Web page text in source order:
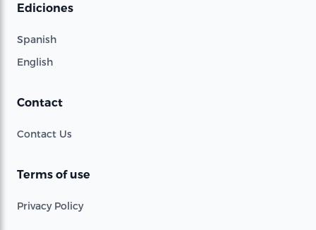
Ediciones
Spanish
English
Contact
Contact Us
Terms of use
Privacy Policy